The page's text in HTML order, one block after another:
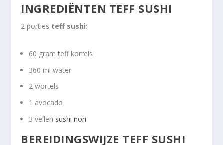
INGREDIËNTEN TEFF SUSHI
2 porties teff sushi:
60 gram teff korrels
360 ml water
2 wortels
1 avocado
3 vellen sushi nori
BEREIDINGSWIJZE TEFF SUSHI